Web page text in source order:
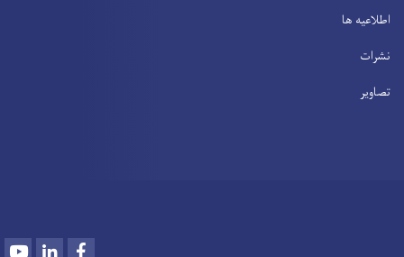
اطلاعیه ها
نشرات
تصاویر
YoutubeLinkedIn